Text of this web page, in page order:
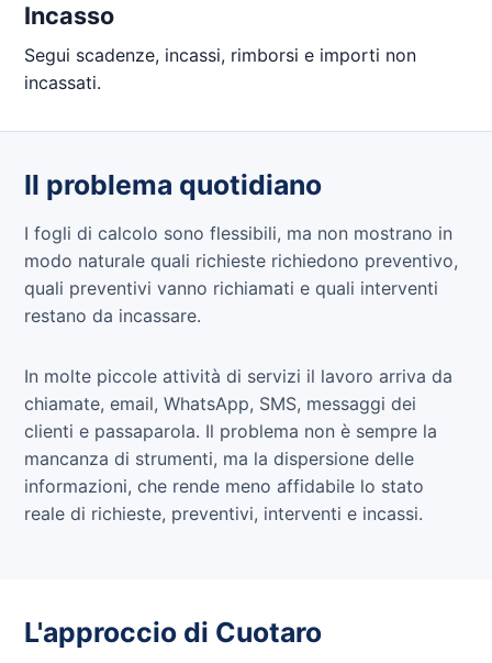
Incasso
Segui scadenze, incassi, rimborsi e importi non
incassati.
Il problema quotidiano
I fogli di calcolo sono flessibili, ma non mostrano in
modo naturale quali richieste richiedono preventivo,
quali preventivi vanno richiamati e quali interventi
restano da incassare.
In molte piccole attività di servizi il lavoro arriva da
chiamate, email, WhatsApp, SMS, messaggi dei
clienti e passaparola. Il problema non è sempre la
mancanza di strumenti, ma la dispersione delle
informazioni, che rende meno affidabile lo stato
reale di richieste, preventivi, interventi e incassi.
L'approccio di Cuotaro